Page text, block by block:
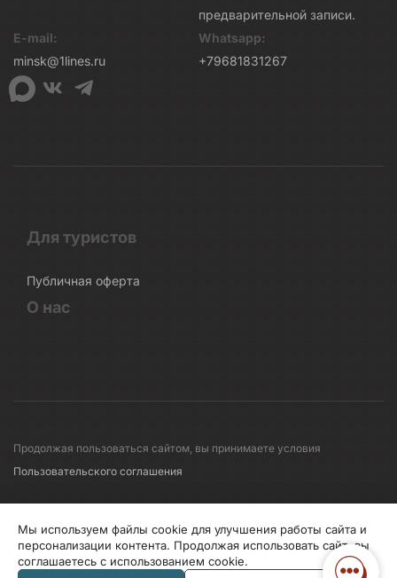
предварительной записи.
E-mail:
minsk@1lines.ru
Whatsapp:
+79681831267
Для туристов
Публичная оферта
О нас
Продолжая пользоваться сайтом, вы принимаете условия
Пользовательского соглашения
© 2008-2026 Первые линии
Информация по исп. cookies Правила обработки перс.данных
Мы используем файлы cookie для улучшения работы сайта и
персонализации контента. Продолжая использовать сайт, вы
соглашаетесь с использованием cookie.